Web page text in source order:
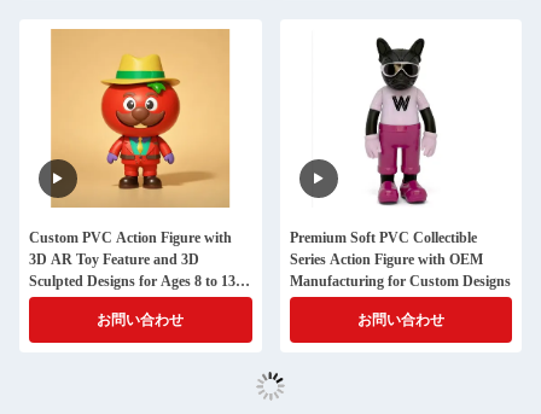
Custom PVC Action Figure with
3D AR Toy Feature and 3D
Sculpted Designs for Ages 8 to 13
Years
お問い合わせ
Premium Soft PVC Collectible
Series Action Figure with OEM
Manufacturing for Custom Designs
お問い合わせ